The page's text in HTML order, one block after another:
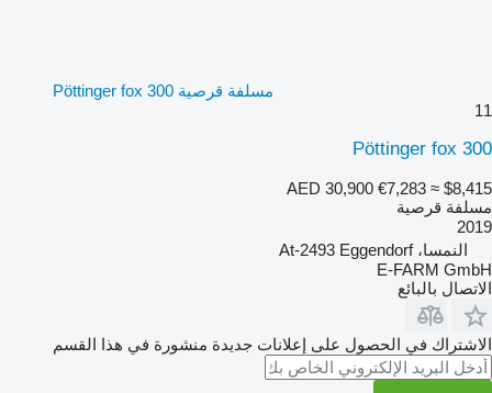
مسلفة قرصية Pöttinger fox 300
11
Pöttinger fox 300
AED 30,900 €7,283 ≈ $8,415
مسلفة قرصية
2019
النمسا، At-2493 Eggendorf
E-FARM GmbH
الاتصال بالبائع
الاشتراك في الحصول على إعلانات جديدة منشورة في هذا القسم